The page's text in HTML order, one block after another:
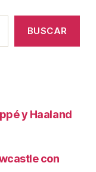
BUSCAR
y Haaland
con